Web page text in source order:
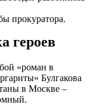
прокуратора.
героев
«роман в
Булгакова
в Москве –